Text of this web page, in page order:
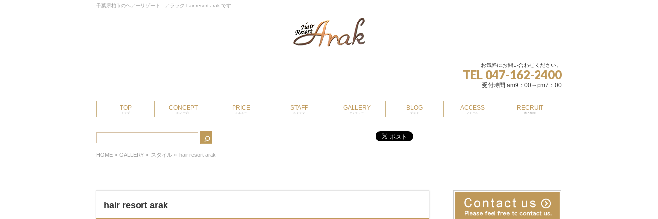
千葉県柏市のヘアーリゾート アラック hair resort arak です
お気軽にお問い合わせください。
TEL 047-162-2400
受付時間 am9：00～pm7：00
TOP
トップ
CONCEPT
コンセプト
PRICE
メニュー
STAFF
スタッフ
GALLERY
ギャラリー
BLOG
ブログ
ACCESS
アクセス
RECRUIT
求人情報
HOME » GALLERY » スタイル » hair resort arak
hair resort arak